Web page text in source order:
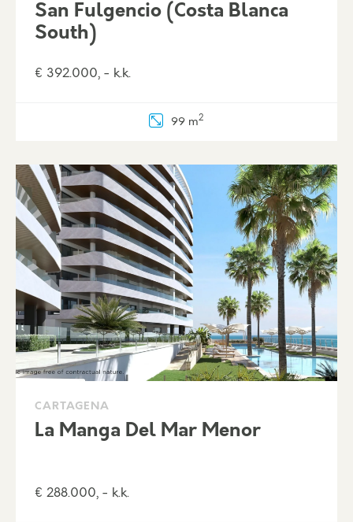
San Fulgencio (Costa Blanca
South)
€ 392.000, - k.k.
99 m2
CARTAGENA
La Manga Del Mar Menor
€ 288.000, - k.k.